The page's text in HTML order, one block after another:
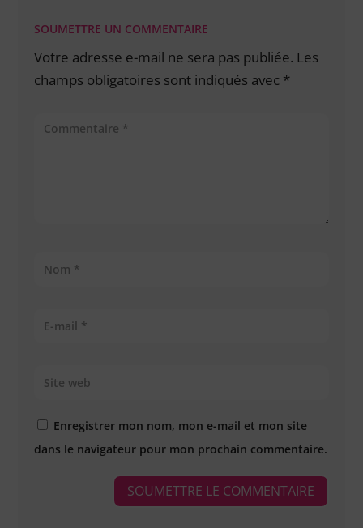
SOUMETTRE UN COMMENTAIRE
Votre adresse e-mail ne sera pas publiée. Les
champs obligatoires sont indiqués avec *
Enregistrer mon nom, mon e-mail et mon site
dans le navigateur pour mon prochain commentaire.
SOUMETTRE LE COMMENTAIRE